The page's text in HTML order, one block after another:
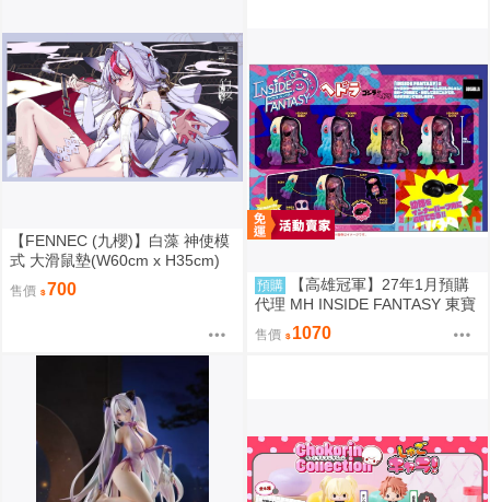
【FENNEC (九櫻)】白藻 神使模
式 大滑鼠墊(W60cm x H35cm)
【FF47場前預購】{宅即門}
售價 700 預購
【高雄冠軍】27年1月預購
代理 MH INSIDE FANTASY 東寶
怪獸 哥吉拉對黑多拉 黑多拉 中
盒4入0813
售價 1070